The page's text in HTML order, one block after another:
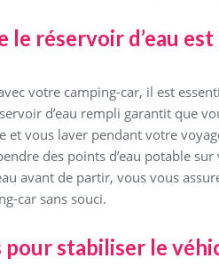
le réservoir d’eau
votre camping-car, il est
d’eau rempli garantit que
vous laver pendant votre
des points d’eau potable
avant de partir, vous vous
car sans souci.
pour stabiliser le